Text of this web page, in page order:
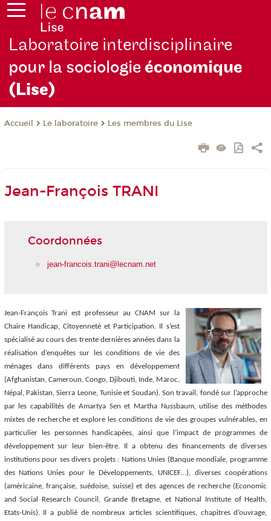
Laboratoire interdisciplinaire
pour la sociologieéconomique
(Lise)
Accueil Le laboratoire Les membres du Lise
Jean-François TRANI
Coordonnées
jean-francois.trani@lecnam.net
Jean-François Trani est professeur au CNAM sur la
Chaire Handicap, Citoyenneté et Participation. Il s’est
spécialisé au cours des trente dernières années dans la
réalisation d’enquêtes sur les conditions de vie des
ménages dans différents pays en développement
(Afghanistan, Cameroun, Congo, Djibouti, Inde, Maroc,
Népal, Pakistan, Sierra Leone, Tunisie et Soudan). Son travail, fondé sur l’approche
par les capabilités de Amartya Sen et Martha Nussbaum, utilise des méthodes
mixtes de recherche et explore les conditions de vie des groupes vulnérables, en
particulier les personnes handicapées, ainsi que l’impact de programmes de
développement sur leur bien-être. Il a obtenu des financements de diverses
institutions pour ses divers projets : Nations Unies (Banque mondiale, programme
des Nations Unies pour le Développements, UNICEF…), diverses coopérations
(américaine, française, suédoise, suisse) et des agences de recherche (Economic
and Social Research Council, Grande Bretagne, et National Institute of Health,
Etats-Unis). Il a publié de nombreux articles scientifiques, chapitres d’ouvrage,